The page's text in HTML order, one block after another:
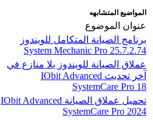
المواضيع المتشابهه
عنوان الموضوع
برنامج الصيانة المتكامل للويندوز
System Mechanic Pro 25.7.2.74
عملاق الصيانة للويندوز بلا منازع في
آخر تحديث IObit Advanced
SystemCare Pro 18
تحميل عملاق الصيانة IObit Advanced
SystemCare Pro 2024